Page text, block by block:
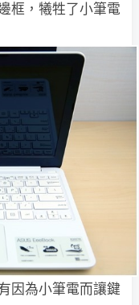
框，犧牲了小筆電
因為小筆電而讓鍵